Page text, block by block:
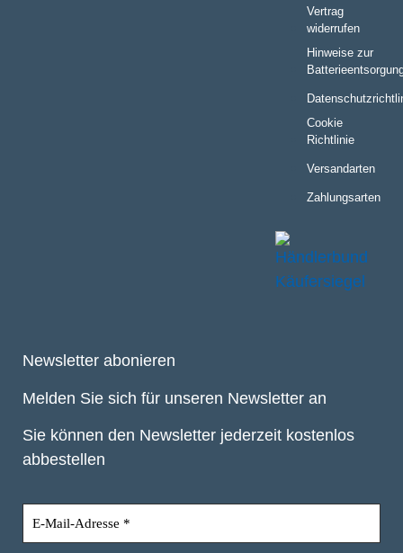
Vertrag
widerrufen
Hinweise zur
Cookie
Richtlinie
Versandarten
Zahlungsarten
Newsletter abonieren
Melden Sie sich für unseren Newsletter an
Sie können den Newsletter jederzeit kostenlos
abbestellen